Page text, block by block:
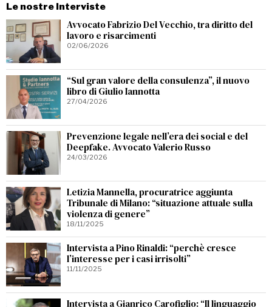
Le nostre Interviste
Avvocato Fabrizio Del Vecchio, tra diritto del
lavoro e risarcimenti
02/06/2026
“Sul gran valore della consulenza”, il nuovo
libro di Giulio Iannotta
27/04/2026
Prevenzione legale nell’era dei social e del
Deepfake. Avvocato Valerio Russo
24/03/2026
Letizia Mannella, procuratrice aggiunta
Tribunale di Milano: “situazione attuale sulla
violenza di genere”
18/11/2025
Intervista a Pino Rinaldi: “perchè cresce
l’interesse per i casi irrisolti”
11/11/2025
Intervista a Gianrico Carofiglio: “Il linguaggio